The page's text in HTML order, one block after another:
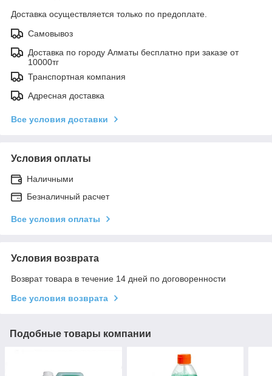
Доставка осуществляется только по предоплате.
Самовывоз
Доставка по городу Алматы бесплатно при заказе от
10000тг
Транспортная компания
Адресная доставка
Все условия доставки
Условия оплаты
Наличными
Безналичный расчет
Все условия оплаты
Условия возврата
Возврат товара в течение 14 дней по договоренности
Все условия возврата
Подобные товары компании